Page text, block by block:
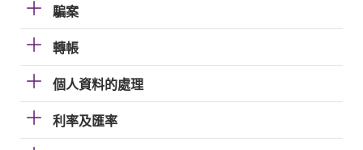
騙案
轉帳
個人資料的處理
利率及匯率